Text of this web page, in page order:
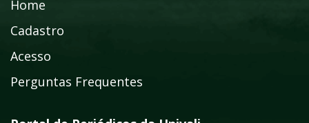
Home
Cadastro
Acesso
Perguntas Frequentes